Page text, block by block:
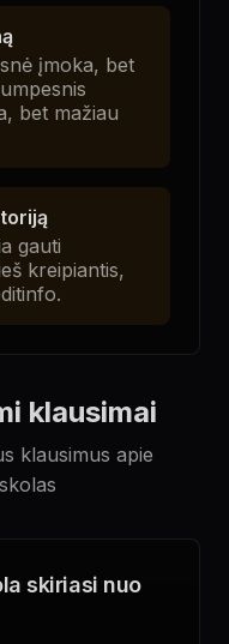
įmoka, bet
bet mažiau
gauti
kreipiantis,
klausimai
klausimus apie
skiriasi nuo